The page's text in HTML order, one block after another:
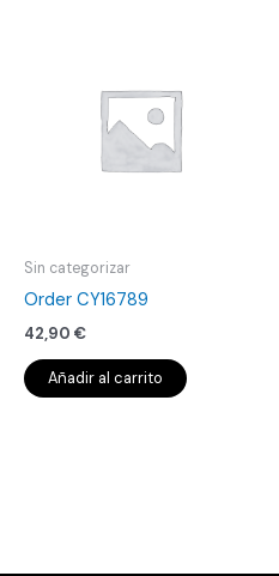
Sin categorizar
Order CY16789
42,90 €
Añadir al carrito